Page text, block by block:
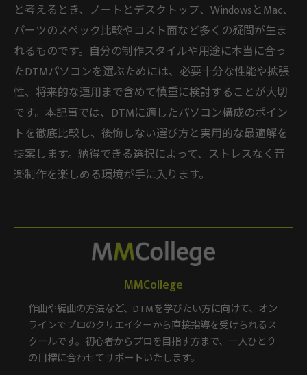
と考えるとき、ノートとデスクトップ、WindowsとMac、
パーツのスペック比較やコスト面など多くの疑問が生ま
れるものです。自分の制作スタイルや用途に本当に合っ
たDTMパソコンを選ぶためには、必要十分な性能や拡張
性、将来的な運用まで含めて慎重に検討することが大切
です。本記事では、DTMに適したパソコン構成のポイン
トを徹底比較し、後悔しない選び方と実用的な最適解を
提案します。納得できる選択によって、ストレスなく音
楽制作を楽しめる環境が手に入ります。
MMCollege
作曲や編曲の方法など、DTMを学びたい方に向けて、オン
ラインでプロのクリエイターから直接指導を受けられるス
クールです。初心者からプロを目指す方まで、一人ひとり
の目標に合わせてサポートいたします。